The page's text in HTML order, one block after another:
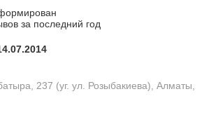
за последний год
237 (уг. ул. Розыбакиева), Алматы,